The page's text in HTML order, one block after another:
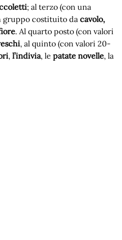
; al terzo (con una
gruppo costituito dacavolo,
. Al quarto posto (con valori
, al quinto (con valori 20-
,l’indivia, lepatate novelle, la